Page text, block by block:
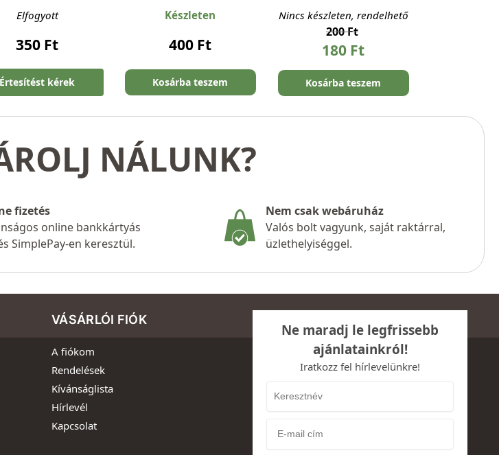
Elfogyott
350 Ft
Értesítést kérek
Készleten
400 Ft
Kosárba teszem
Nincs készleten, rendelhető
200Ft
180 Ft
Kosárba teszem
NÁLUNK?
fizetés
online bankkártyás
SimplePay-en keresztül.
Nem csak webáruház
Valós bolt vagyunk, saját raktárral,
üzlethelyiséggel.
VÁSÁRLÓI FIÓK
A fiókom
Rendelések
Kívánságlista
Hírlevél
Kapcsolat
Ne maradj le legfrissebb
ajánlatainkról!
Iratkozz fel hírlevelünkre!